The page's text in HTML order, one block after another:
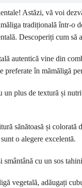
Astăzi, vă voi
tradițională într-o
Descoperiți cum să
autentică vine din
preferate în mămăligă
plus de textură și
sănătoasă și
o alegere excelentă.
cu un sos
vegetală, adăugați